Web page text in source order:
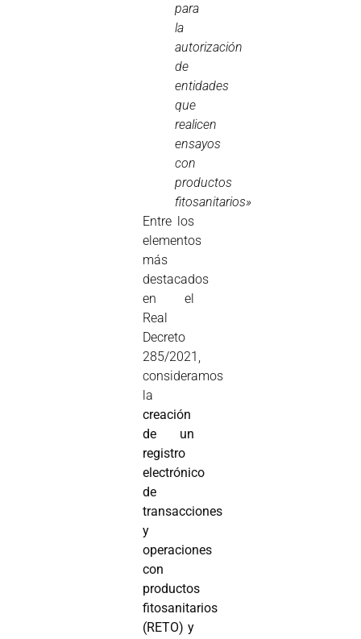
para
la
autorización
de
entidades
que
realicen
ensayos
con
productos
fitosanitarios»
Entre los
elementos
más
destacados
en el
Real
Decreto
285/2021,
consideramos
la
creación
de un
registro
electrónico
de
transacciones
y
operaciones
con
productos
fitosanitarios
(RETO) y